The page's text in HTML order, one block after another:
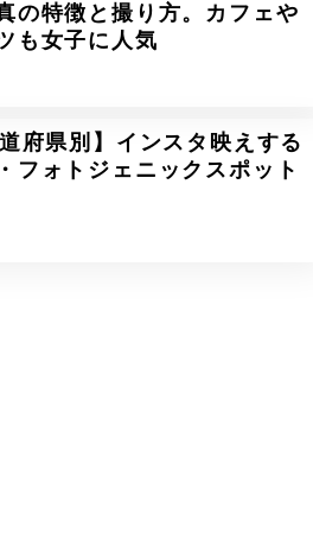
の特徴と撮り方。カフェや
も女子に人気
府県別】インスタ映えする
フォトジェニックスポット